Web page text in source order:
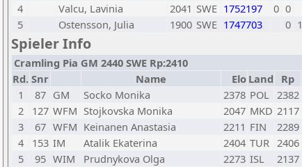
4
Valcu, Lavinia 2041 SWE 1752197 0 0
5
Ostensson, Julia 1900 SWE 1747703 0 1
Spieler Info
Cramling Pia GM 2440 SWE Rp:2410
Rd. Snr Name Elo Land Rp
1
87 GM Socko Monika 2378 POL 2382
2
127 WFM Stojkovska Monika 2047 MKD 2117
3
67 WFM Keinanen Anastasia 2211 FIN 2289
4
153 IM Atalik Ekaterina 2404 TUR 2406
5
95 WIM Prudnykova Olga 2273 ISL 2137